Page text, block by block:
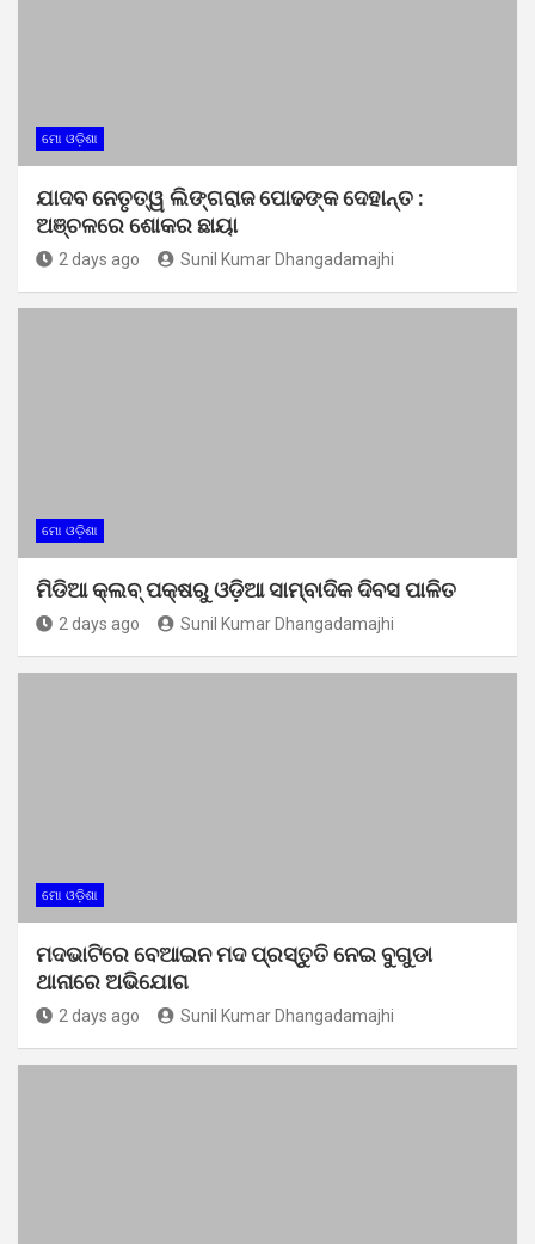
ମୋ ଓଡ଼ିଶା
ଯାଦବ ନେତୃତ୍ୱ ଲିଙ୍ଗରାଜ ପୋଢଙ୍କ ଦେହାନ୍ତ :
ଅଞ୍ଚଳରେ ଶୋକର ଛାୟା
2 days ago Sunil Kumar Dhangadamajhi
ମୋ ଓଡ଼ିଶା
ମିଡିଆ କ୍ଲବ୍ ପକ୍ଷରୁ ଓଡ଼ିଆ ସାମ୍ବାଦିକ ଦିବସ ପାଳିତ
2 days ago Sunil Kumar Dhangadamajhi
ମୋ ଓଡ଼ିଶା
ମଦଭାଟିରେ ବେଆଇନ ମଦ ପ୍ରସ୍ତୁତି ନେଇ ବୁଗୁଡା
ଥାନାରେ ଅଭିଯୋଗ
2 days ago Sunil Kumar Dhangadamajhi